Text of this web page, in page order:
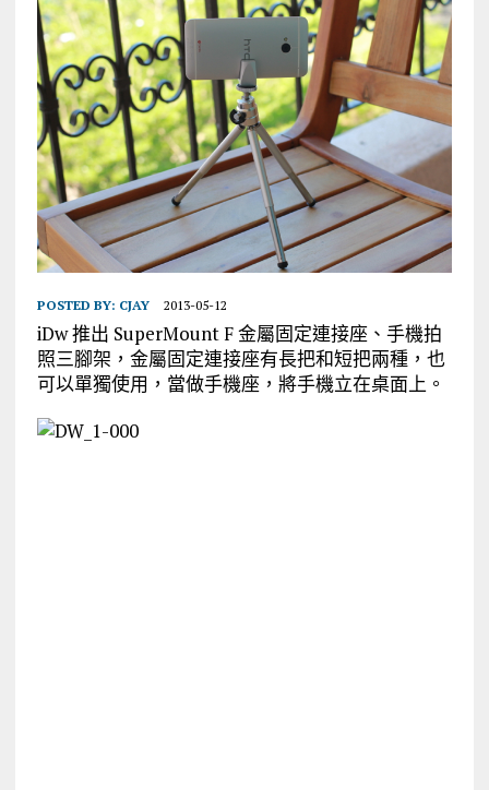
POSTED BY: CJAY 2013-05-12
iDw 推出 SuperMount F 金屬固定連接座、手機拍
照三腳架，金屬固定連接座有長把和短把兩種，也
可以單獨使用，當做手機座，將手機立在桌面上。